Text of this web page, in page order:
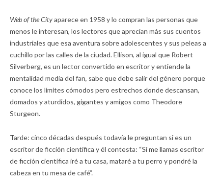
Web of the Cityaparece en 1958 y lo compran las personas que
menos le interesan, los lectores que aprecian más sus cuentos
industriales que esa aventura sobre adolescentes y sus peleas a
cuchillo por las calles de la ciudad. Ellison, al igual que Robert
Silverberg, es un lector convertido en escritor y entiende la
mentalidad media del fan, sabe que debe salir del género porque
conoce los límites cómodos pero estrechos donde descansan,
domados y aturdidos, gigantes y amigos como Theodore
Sturgeon.
Tarde: cinco décadas después todavía le preguntan si es un
escritor de ficción científica y él contesta: “Si me llamas escritor
de ficción científica iré a tu casa, mataré a tu perro y pondré la
cabeza en tu mesa de café”.